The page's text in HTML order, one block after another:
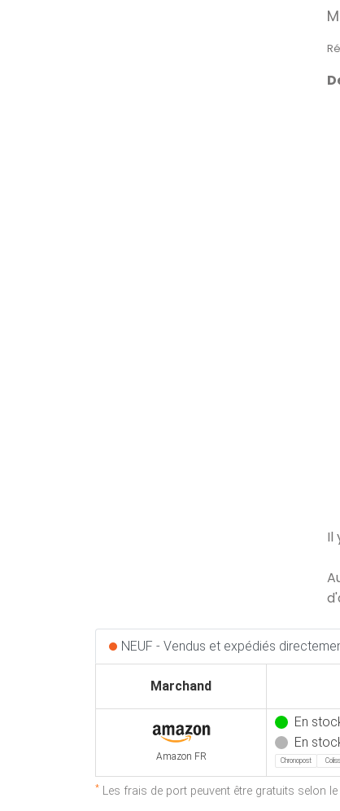
Il
NEUF - Vendus et expédiés
Marchand
Amazon FR
En
En
Chronopost
* Les frais de port peuvent être gratuits selon